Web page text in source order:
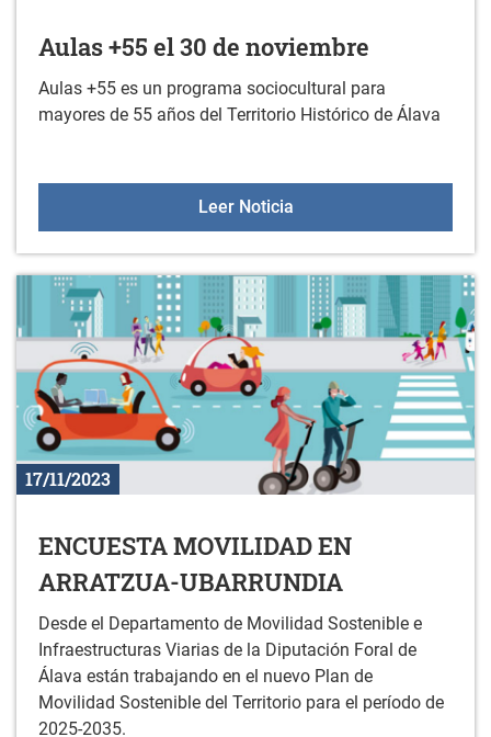
Aulas +55 el 30 de noviembre
Aulas +55 es un programa sociocultural para
mayores de 55 años del Territorio Histórico de Álava
Leer NoticiaAulas +55 el 30 de
17/11/2023
ENCUESTA MOVILIDAD EN
ARRATZUA-UBARRUNDIA
Desde el Departamento de Movilidad Sostenible e
Infraestructuras Viarias de la Diputación Foral de
Álava están trabajando en el nuevo Plan de
Movilidad Sostenible del Territorio para el período de
2025-2035.